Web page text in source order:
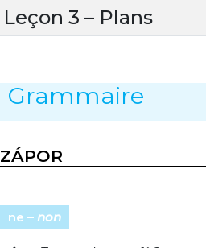
Leçon 3 – Plans
Grammaire
ZÁPOR
ne – non